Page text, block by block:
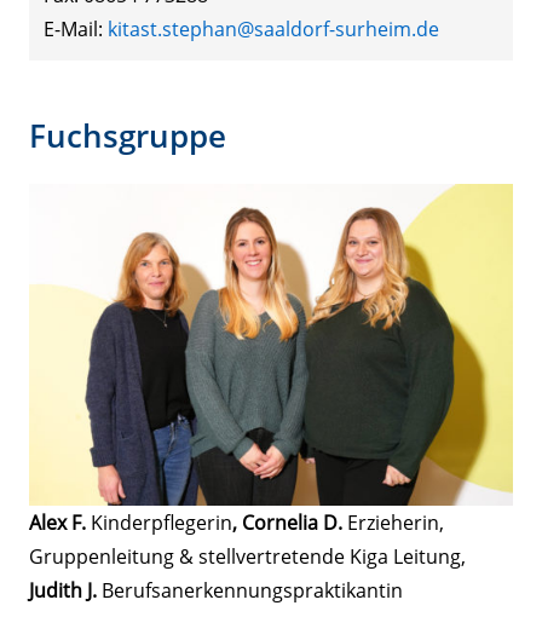
E-Mail: kitast.stephan@saaldorf-surheim.de
Fuchsgruppe
Alex F. Kinderpflegerin, Cornelia D. Erzieherin,
Gruppenleitung & stellvertretende Kiga Leitung,
Judith J. Berufsanerkennungspraktikantin